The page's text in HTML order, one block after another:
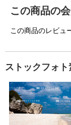
この商品の
この商品のレビュ
ストックフォ